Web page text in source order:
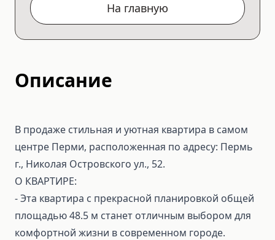
На главную
Описание
В продаже стильная и уютная квартира в самом
центре Перми, расположенная по адресу: Пермь
г., Николая Островского ул., 52.
О КВАРТИРЕ:
- Эта квартира с прекрасной планировкой общей
площадью 48.5 м станет отличным выбором для
комфортной жизни в современном городе.